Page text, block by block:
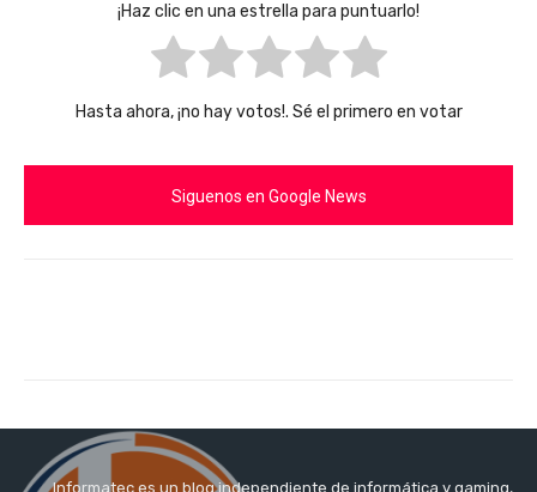
¡Haz clic en una estrella para puntuarlo!
Hasta ahora, ¡no hay votos!. Sé el primero en votar
Siguenos en Google News
Informatec es un blog independiente de informática y gaming,